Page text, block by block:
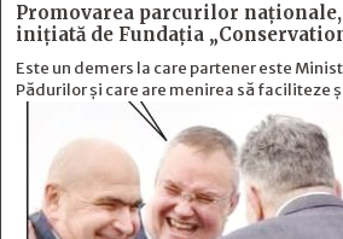
Promovarea parcurilor
inițiată de Fundația
Este un demers la care partener este
Pădurilor și care are menirea să faciliteze